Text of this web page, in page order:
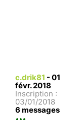
c.drik81 - 01
févr. 2018
Inscription :
03/01/2018
6 messages